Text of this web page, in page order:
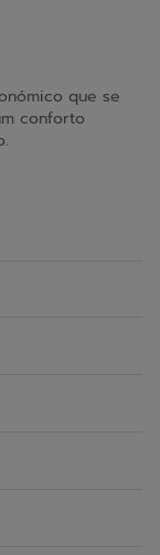
que se
conforto